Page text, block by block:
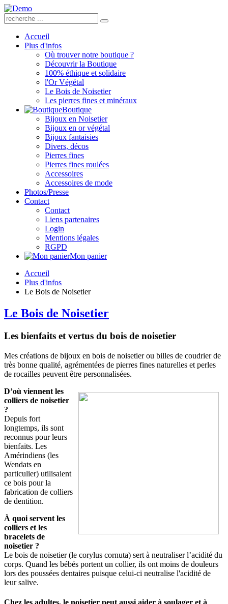
Accueil
Plus d'infos
Où trouver notre boutique ?
Découvrir la Boutique
100% éthique et solidaire
l'Or Végétal
Le Bois de Noisetier
Les pierres fines et minéraux
Boutique
Bijoux en Noisetier
Bijoux en or végétal
Bijoux fantaisies
Divers, décos
Pierres fines
Pierres fines roulées
Accessoires
Accessoires de mode
Photos/Presse
Contact
Contact
Liens partenaires
Login
Mentions légales
RGPD
Mon panier
Accueil
Plus d'infos
Le Bois de Noisetier
Le Bois de Noisetier
Les bienfaits et vertus du bois de noisetier
Mes créations de bijoux en bois de noisetier ou billes de coudrier de
très bonne qualité, agrémentées de pierres fines naturelles et perles
de rocailles peuvent être personnalisées.
D’où viennent les
colliers de noisetier
?
Depuis fort
longtemps, ils sont
reconnus pour leurs
bienfaits. Les
Amérindiens (les
Wendats en
particulier) utilisaient
ce bois pour la
fabrication de colliers
de dentition.
À quoi servent les
colliers et les
bracelets de
noisetier ?
Le bois de noisetier (le corylus cornuta) sert à neutraliser l’acidité du
corps. Quand les bébés portent un collier, ils ont moins de douleurs
lors des poussées dentaires puisque celui-ci neutralise l'acidité de
leur salive.
Chez les adultes, le noisetier peut aussi aider à soulager et à